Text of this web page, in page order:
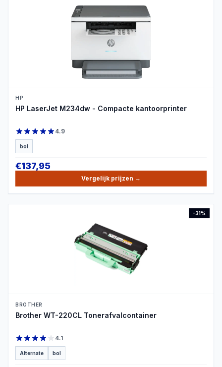
PRODUCTBEELD
HP
HP LaserJet M234dw - Compacte kantoorprinter
4.9
bol
€137,95
Vergelijk prijzen →
-31%
PRODUCTBEELD
BROTHER
Brother WT-220CL Tonerafvalcontainer
4.1
Alternate bol